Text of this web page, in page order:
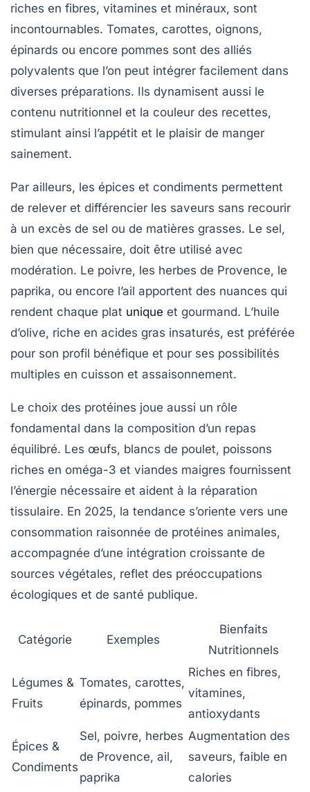
riches en fibres, vitamines et minéraux, sont
incontournables. Tomates, carottes, oignons,
épinards ou encore pommes sont des alliés
polyvalents que l’on peut intégrer facilement dans
diverses préparations. Ils dynamisent aussi le
contenu nutritionnel et la couleur des recettes,
stimulant ainsi l’appétit et le plaisir de manger
sainement.
Par ailleurs, les épices et condiments permettent
de relever et différencier les saveurs sans recourir
à un excès de sel ou de matières grasses. Le sel,
bien que nécessaire, doit être utilisé avec
modération. Le poivre, les herbes de Provence, le
paprika, ou encore l’ail apportent des nuances qui
rendent chaque plat unique et gourmand. L’huile
d’olive, riche en acides gras insaturés, est préférée
pour son profil bénéfique et pour ses possibilités
multiples en cuisson et assaisonnement.
Le choix des protéines joue aussi un rôle
fondamental dans la composition d’un repas
équilibré. Les œufs, blancs de poulet, poissons
riches en oméga-3 et viandes maigres fournissent
l’énergie nécessaire et aident à la réparation
tissulaire. En 2025, la tendance s’oriente vers une
consommation raisonnée de protéines animales,
accompagnée d’une intégration croissante de
sources végétales, reflet des préoccupations
écologiques et de santé publique.
Catégorie Exemples
Bienfaits
Nutritionnels
Légumes &
Fruits
Tomates, carottes,
épinards, pommes
Riches en fibres,
vitamines,
antioxydants
Épices &
Condiments
Sel, poivre, herbes
de Provence, ail,
paprika
Augmentation des
saveurs, faible en
calories